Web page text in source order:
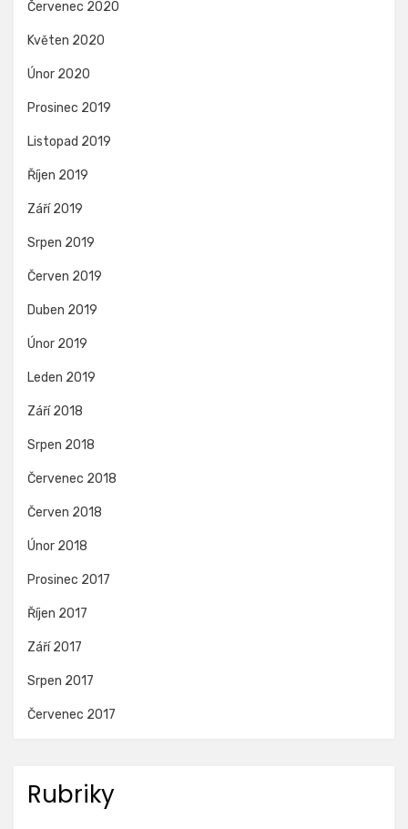
Červenec 2020
Květen 2020
Únor 2020
Prosinec 2019
Listopad 2019
Říjen 2019
Září 2019
Srpen 2019
Červen 2019
Duben 2019
Únor 2019
Leden 2019
Září 2018
Srpen 2018
Červenec 2018
Červen 2018
Únor 2018
Prosinec 2017
Říjen 2017
Září 2017
Srpen 2017
Červenec 2017
Rubriky